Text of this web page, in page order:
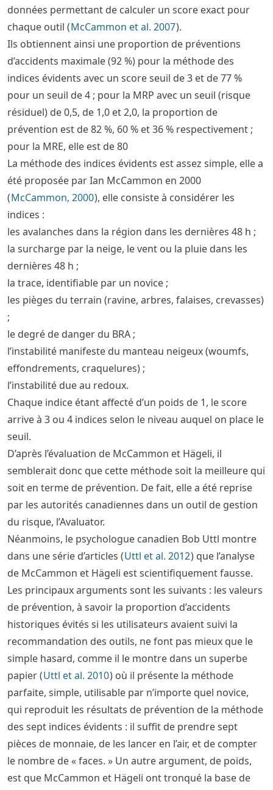
données permettant de calculer un score exact pour
chaque outil (McCammon et al. 2007).
Ils obtiennent ainsi une proportion de préventions
d’accidents maximale (92 %) pour la méthode des
indices évidents avec un score seuil de 3 et de 77 %
pour un seuil de 4 ; pour la MRP avec un seuil (risque
résiduel) de 0,5, de 1,0 et 2,0, la proportion de
prévention est de 82 %, 60 % et 36 % respectivement ;
pour la MRE, elle est de 80
La méthode des indices évidents est assez simple, elle a
été proposée par Ian McCammon en 2000
(McCammon, 2000), elle consiste à considérer les
indices :
les avalanches dans la région dans les dernières 48 h ;
la surcharge par la neige, le vent ou la pluie dans les
dernières 48 h ;
la trace, identifiable par un novice ;
les pièges du terrain (ravine, arbres, falaises, crevasses)
;
le degré de danger du BRA ;
l’instabilité manifeste du manteau neigeux (woumfs,
effondrements, craquelures) ;
l’instabilité due au redoux.
Chaque indice étant affecté d’un poids de 1, le score
arrive à 3 ou 4 indices selon le niveau auquel on place le
seuil.
D’après l’évaluation de McCammon et Hägeli, il
semblerait donc que cette méthode soit la meilleure qui
soit en terme de prévention. De fait, elle a été reprise
par les autorités canadiennes dans un outil de gestion
du risque, l’Avaluator.
Néanmoins, le psychologue canadien Bob Uttl montre
dans une série d’articles (Uttl et al. 2012) que l’analyse
de McCammon et Hägeli est scientifiquement fausse.
Les principaux arguments sont les suivants : les valeurs
de prévention, à savoir la proportion d’accidents
historiques évités si les utilisateurs avaient suivi la
recommandation des outils, ne font pas mieux que le
simple hasard, comme il le montre dans un superbe
papier (Uttl et al. 2010) où il présente la méthode
parfaite, simple, utilisable par n’importe quel novice,
qui reproduit les résultats de prévention de la méthode
des sept indices évidents : il suffit de prendre sept
pièces de monnaie, de les lancer en l’air, et de compter
le nombre de « faces. » Un autre argument, de poids,
est que McCammon et Hägeli ont tronqué la base de